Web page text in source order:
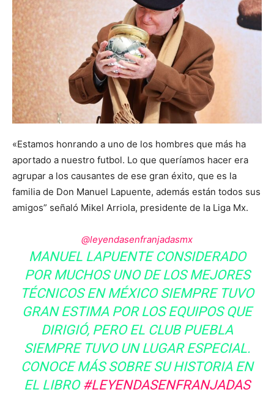
«Estamos honrando a uno de los hombres que más ha
aportado a nuestro futbol. Lo que queríamos hacer era
agrupar a los causantes de ese gran éxito, que es la
familia de Don Manuel Lapuente, además están todos sus
amigos” señaló Mikel Arriola, presidente de la Liga Mx.
@leyendasenfranjadasmx
MANUEL LAPUENTE CONSIDERADO
POR MUCHOS UNO DE LOS MEJORES
TÉCNICOS EN MÉXICO SIEMPRE TUVO
GRAN ESTIMA POR LOS EQUIPOS QUE
DIRIGIÓ, PERO EL CLUB PUEBLA
SIEMPRE TUVO UN LUGAR ESPECIAL.
CONOCE MÁS SOBRE SU HISTORIA EN
EL LIBRO #LEYENDASENFRANJADAS